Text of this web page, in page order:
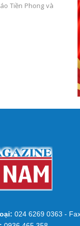
Tiền Phong và
024 6269 0363 -